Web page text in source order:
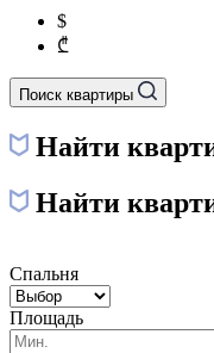
$
₾
Поиск квартиры
Найти
Найти
Спальня
Площадь